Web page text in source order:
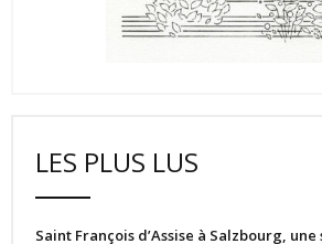
LES PLUS LUS
Saint François d’Assise à Salzbourg,